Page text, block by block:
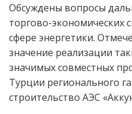
Обсуждены вопросы
торгово-экономических
сфере энергетики.
значение реализации
значимых совместных
Турции регионального
строительство АЭС